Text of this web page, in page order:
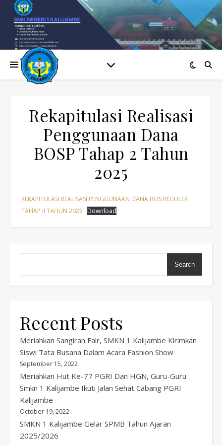
Rekapitulasi Realisasi
Penggunaan Dana
BOSP Tahap 2 Tahun
2025
REKAPITULASI REALISASI PENGGUNAAN DANA BOS REGULER
TAHAP II TAHUN 2025
Download
Search
Recent Posts
Meriahkan Sangiran Fair, SMKN 1 Kalijambe Kirimkan
Siswi Tata Busana Dalam Acara Fashion Show
September 15, 2022
Meriahkan Hut Ke-77 PGRI Dan HGN, Guru-Guru
Smkn 1 Kalijambe Ikuti Jalan Sehat Cabang PGRI
Kalijambe
October 19, 2022
SMKN 1 Kalijambe Gelar SPMB Tahun Ajaran
2025/2026